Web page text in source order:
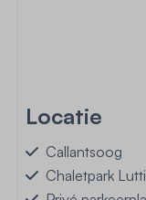
Locatie
Callantsoog
Chaletpark